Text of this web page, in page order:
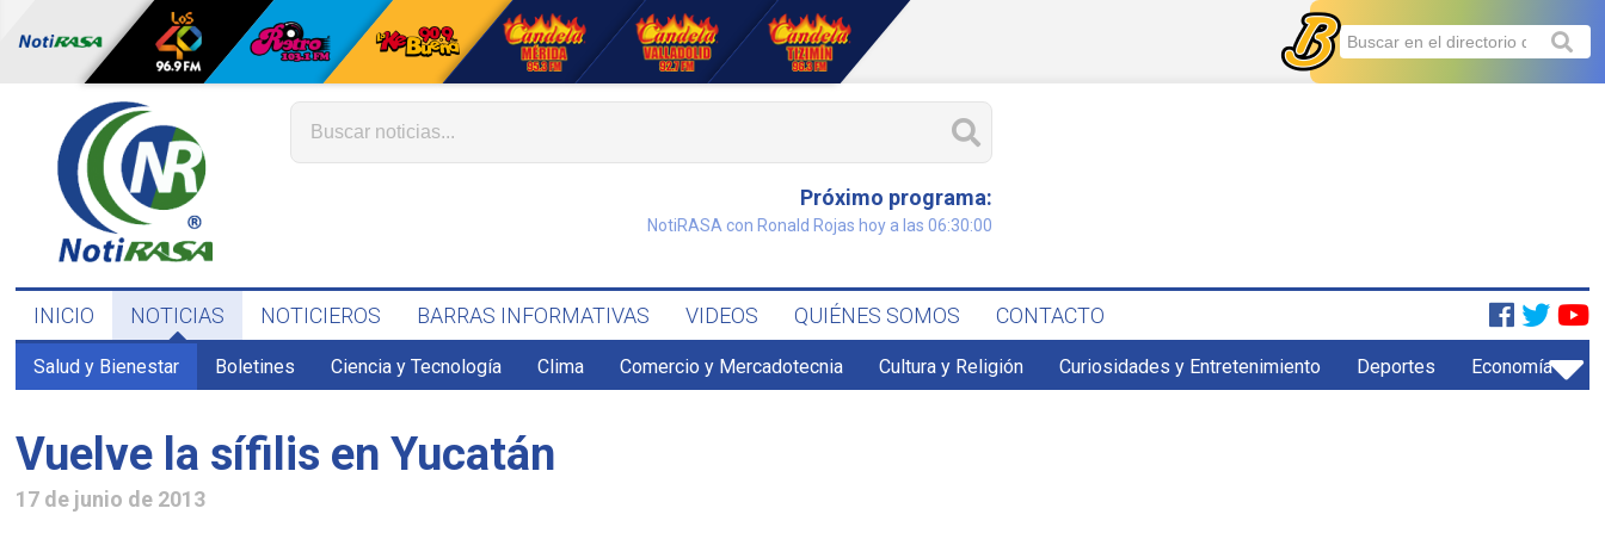
Próximo programa:
NotiRASA con Ronald Rojas hoy a las 06:30:00
INICIO NOTICIAS NOTICIEROS BARRAS INFORMATIVAS VIDEOS QUIÉNES SOMOS CONTACTO
Salud y Bienestar Boletines Ciencia y Tecnología Clima Comercio y Mercadotecnia Cultura y Religión Curiosidades y Entretenimiento Deportes Economía
Vuelve la sífilis en Yucatán
17 de junio de 2013